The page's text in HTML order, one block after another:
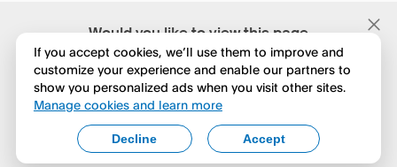
Would you like to view this page
in English?
No, seguir navegando
Yes, change to English
If you accept cookies, we’ll use them to improve and
customize your experience and enable our partners to
show you personalized ads when you visit other sites.
Manage cookies and learn more
Accept
Decline